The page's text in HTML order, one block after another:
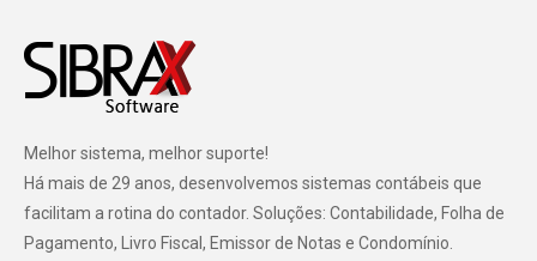
Melhor sistema, melhor suporte!
Há mais de 29 anos, desenvolvemos sistemas contábeis que
facilitam a rotina do contador. Soluções: Contabilidade, Folha de
Pagamento, Livro Fiscal, Emissor de Notas e Condomínio.